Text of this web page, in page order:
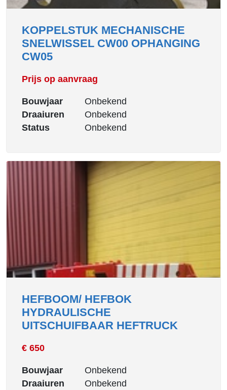
KOPPELSTUK MECHANISCHE
SNELWISSEL CW00 OPHANGING
CW05
Prijs op aanvraag
Bouwjaar
Onbekend
Draaiuren
Onbekend
Status
Onbekend
HEFBOOM/ HEFBOK
HYDRAULISCHE
UITSCHUIFBAAR HEFTRUCK
€ 650
Bouwjaar
Onbekend
Draaiuren
Onbekend